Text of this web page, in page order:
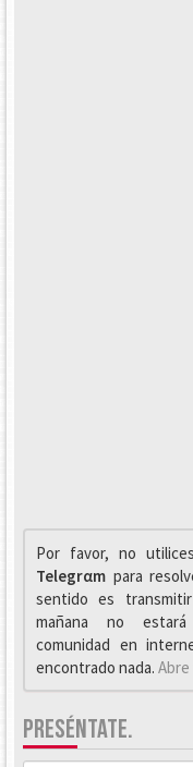
Por favor, no
Telegrαm para
sentido es
mañana no estará
comunidad en
encontrado nada.
PRESÉNTATE.